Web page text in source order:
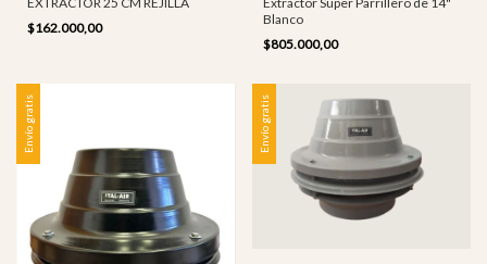
$162.000,00
Blanco
$805.000,00
Envío gratis Envío gratis